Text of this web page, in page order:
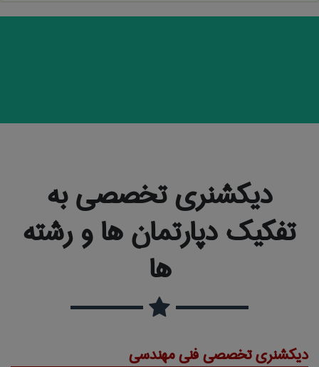
دیکشنری تخصصی به
تفکیک دپارتمان ها و رشته
ها
دیکشنری تخصصی فنی مهندسی